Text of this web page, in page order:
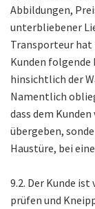
Abbildungen,
unterbliebener
Transporteur hat
Kunden
hinsichtlich der
Namentlich
dass dem
übergeben,
Haustüre, bei
9.2. Der Kunde
prüfen und